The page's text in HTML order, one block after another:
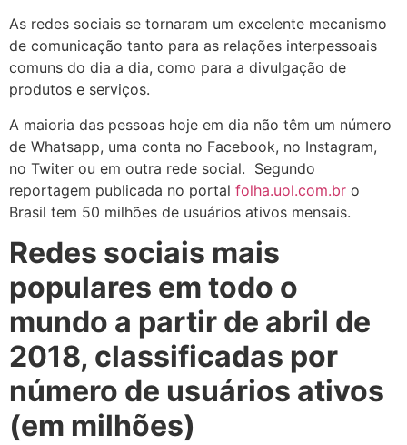
As redes sociais se tornaram um excelente mecanismo
de comunicação tanto para as relações interpessoais
comuns do dia a dia, como para a divulgação de
produtos e serviços.
A maioria das pessoas hoje em dia não têm um número
de Whatsapp, uma conta no Facebook, no Instagram,
no Twiter ou em outra rede social. Segundo
reportagem publicada no portal folha.uol.com.br o
Brasil tem 50 milhões de usuários ativos mensais.
Redes sociais mais
populares em todo o
mundo a partir de abril de
2018, classificadas por
número de usuários ativos
(em milhões)